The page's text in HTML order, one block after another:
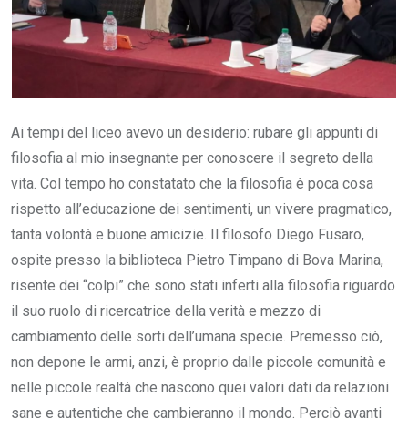
Ai tempi del liceo avevo un desiderio: rubare gli appunti di
filosofia al mio insegnante per conoscere il segreto della
vita. Col tempo ho constatato che la filosofia è poca cosa
rispetto all’educazione dei sentimenti, un vivere pragmatico,
tanta volontà e buone amicizie. Il filosofo Diego Fusaro,
ospite presso la biblioteca Pietro Timpano di Bova Marina,
risente dei “colpi” che sono stati inferti alla filosofia riguardo
il suo ruolo di ricercatrice della verità e mezzo di
cambiamento delle sorti dell’umana specie. Premesso ciò,
non depone le armi, anzi, è proprio dalle piccole comunità e
nelle piccole realtà che nascono quei valori dati da relazioni
sane e autentiche che cambieranno il mondo. Perciò avanti